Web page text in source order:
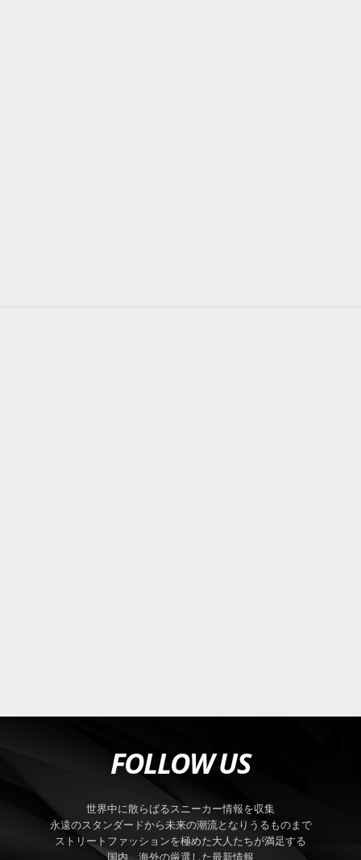
FOLLOW US
世界中に散らばるスニーカー情報を収集
永遠のスタンダードから未来の潮流となりうるものまで
ストリートファッションを極めた大人たちが満足する
国内、海外の厳選した最新情報